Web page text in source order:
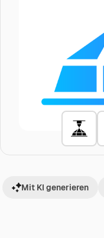
Mit KI generieren